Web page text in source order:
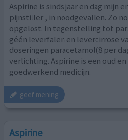
Aspirine is sinds jaar en dag mijn
pijnstiller , in noodgevallen. Zo
opgelost. In tegenstelling tot
géén leverfalen en levercirrose
doseringen paracetamol(8 per
verlichting. Aspirine is een oud
goedwerkend medicijn.
geef mening
Aspirine